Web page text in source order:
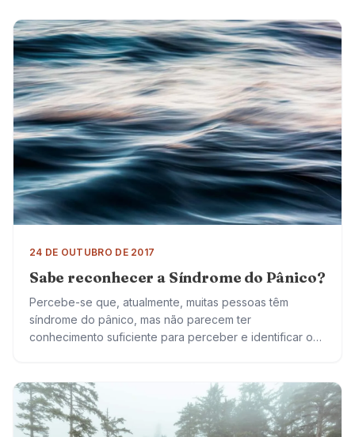
24 DE OUTUBRO DE 2017
Sabe reconhecer a Síndrome do Pânico?
Percebe-se que, atualmente, muitas pessoas têm
síndrome do pânico, mas não parecem ter
conhecimento suficiente para perceber e identificar o